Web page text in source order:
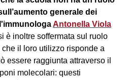
generale dei
Antonella Viola
è inoltre soffermata sul ruolo
il loro utilizzo risponde a
essere raggiunta attraverso il
molecolari: questi